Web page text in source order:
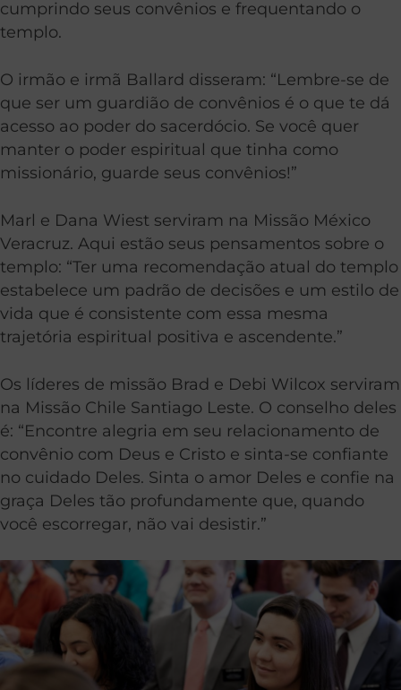
cumprindo seus convênios e frequentando o
templo.
O irmão e irmã Ballard disseram: “Lembre-se de
que ser um guardião de convênios é o que te dá
acesso ao poder do sacerdócio. Se você quer
manter o poder espiritual que tinha como
missionário, guarde seus convênios!”
Marl e Dana Wiest serviram na Missão México
Veracruz. Aqui estão seus pensamentos sobre o
templo: “Ter uma recomendação atual do templo
estabelece um padrão de decisões e um estilo de
vida que é consistente com essa mesma
trajetória espiritual positiva e ascendente.”
Os líderes de missão Brad e Debi Wilcox serviram
na Missão Chile Santiago Leste. O conselho deles
é: “Encontre alegria em seu relacionamento de
convênio com Deus e Cristo e sinta-se confiante
no cuidado Deles. Sinta o amor Deles e confie na
graça Deles tão profundamente que, quando
você escorregar, não vai desistir.”